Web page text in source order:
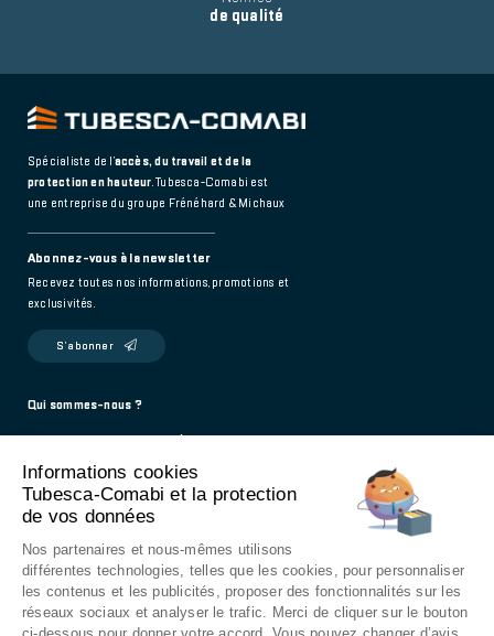
de qualité
Spécialiste de l’accès, du travail et de la
protection en hauteur. Tubesca-Comabi est
une entreprise du groupe Frénéhard & Michaux
Abonnez-vous à la newsletter
Recevez toutes nos informations, promotions et
exclusivités.
S’abonner
Footer
main
Qui sommes-nous ?
Politique de confidentialité
Mentions légales
Contact
976 Route de Saint-Bernard
01604 Trévoux - France
9h - 12h / 14h - 18h
Informations cookies
Tubesca-Comabi et la protection
de vos données
Nos partenaires et nous-mêmes utilisons
différentes technologies, telles que les cookies, pour personnaliser
les contenus et les publicités, proposer des fonctionnalités sur les
réseaux sociaux et analyser le trafic. Merci de cliquer sur le bouton